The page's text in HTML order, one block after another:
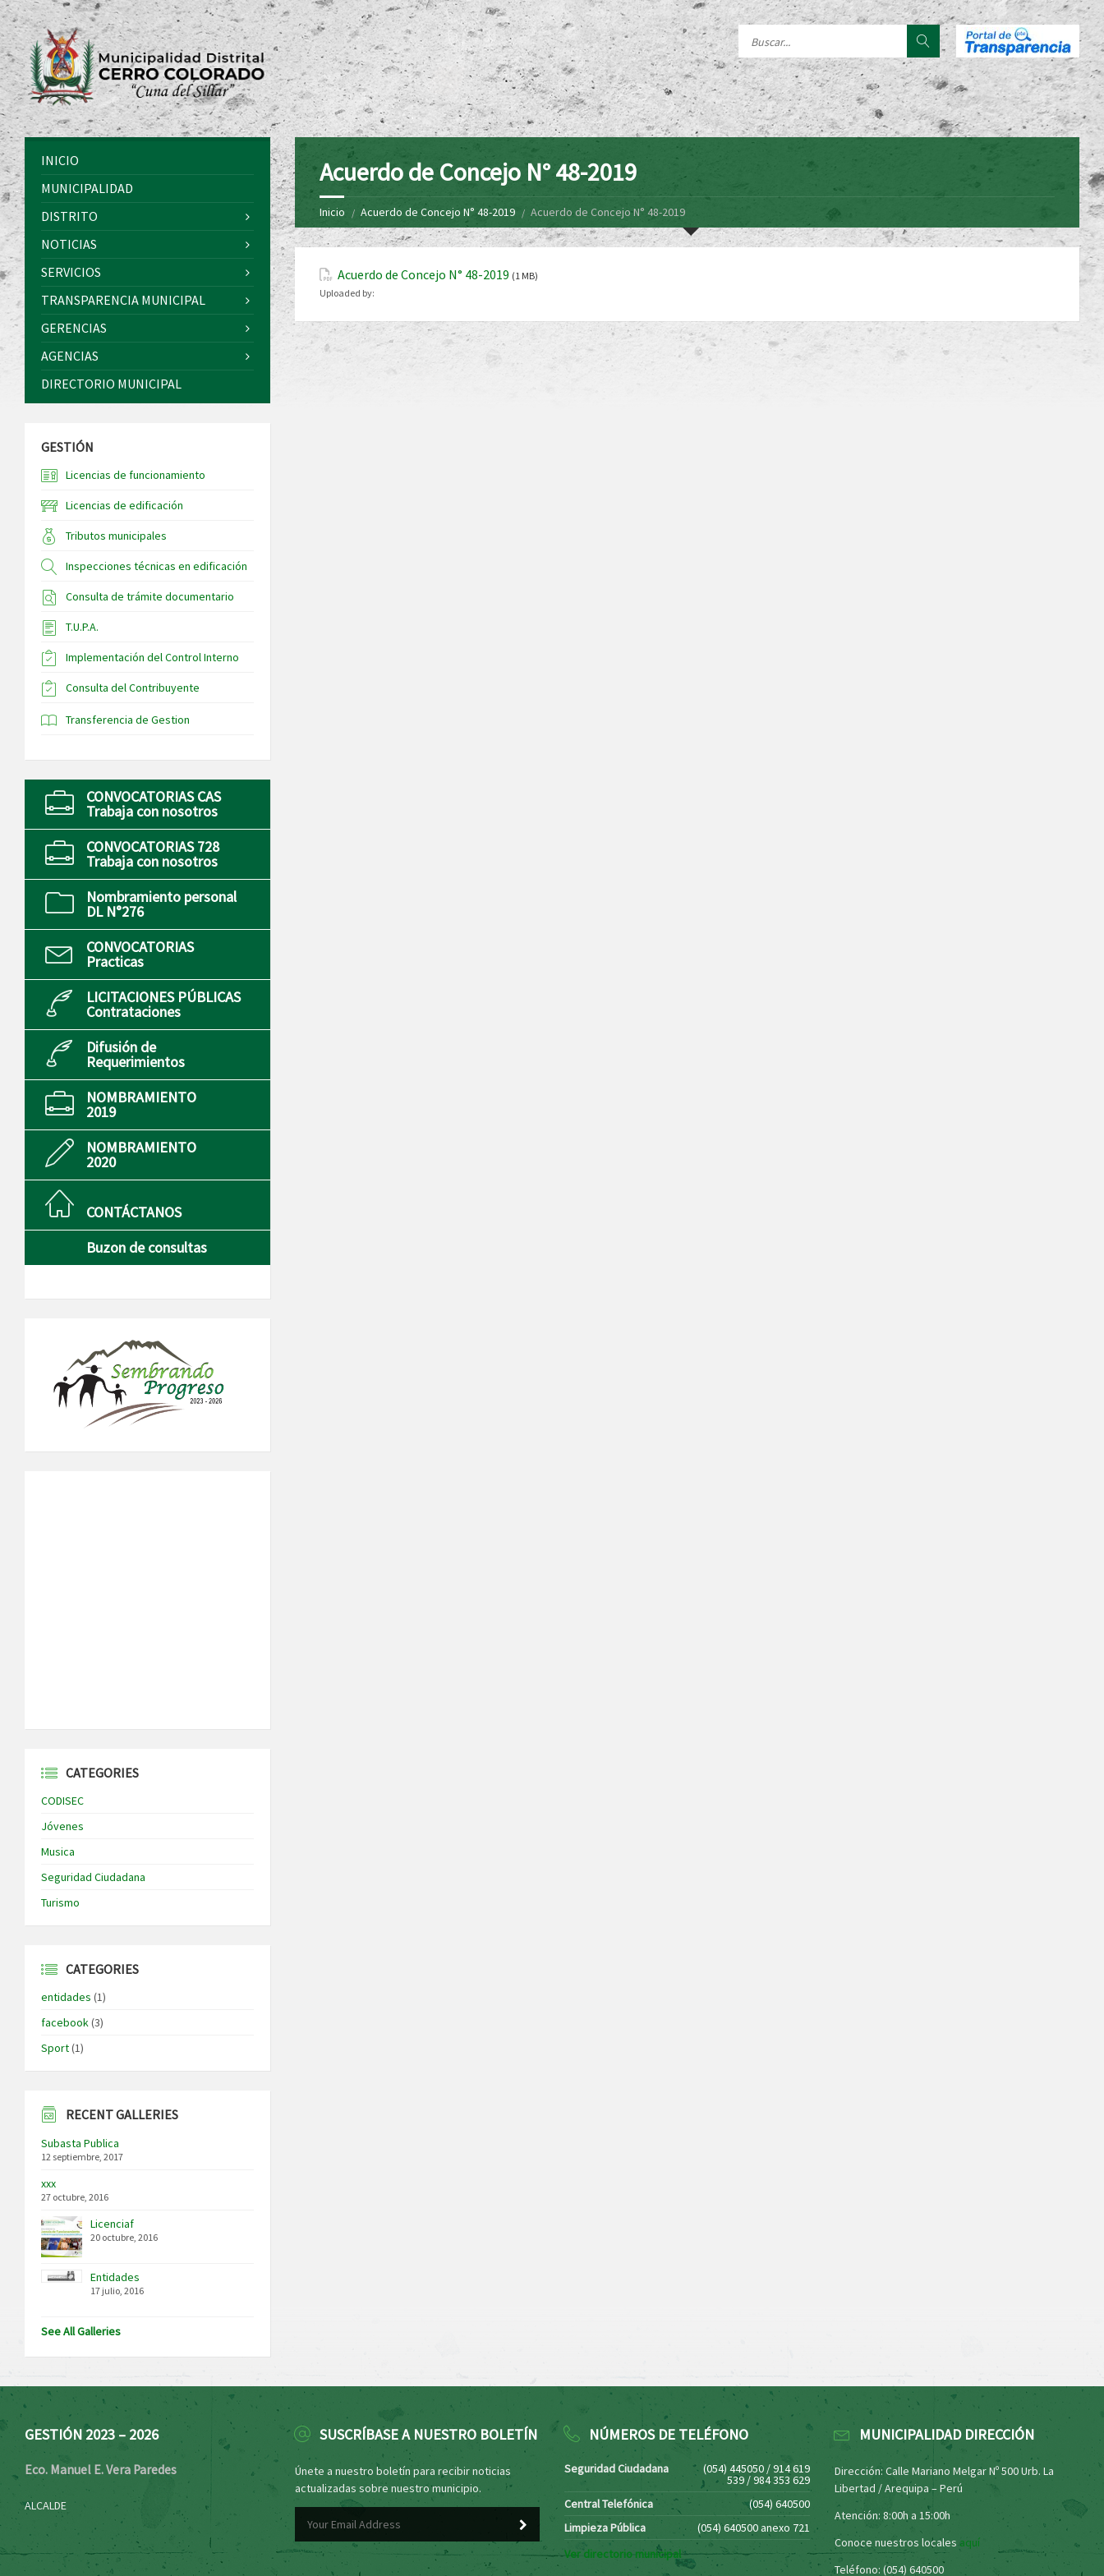
Acuerdo de Concejo N° 48-2019
Inicio Acuerdo de Concejo N° 48-2019 Acuerdo de Concejo N° 48-2019
Acuerdo de Concejo N° 48-2019 (1 MB)
Uploaded by:
INICIO
MUNICIPALIDAD
DISTRITO
NOTICIAS
SERVICIOS
TRANSPARENCIA MUNICIPAL
GERENCIAS
AGENCIAS
DIRECTORIO MUNICIPAL
GESTIÓN
Licencias de funcionamiento
Licencias de edificación
Tributos municipales
Inspecciones técnicas en edificación
Consulta de trámite documentario
T.U.P.A.
Implementación del Control Interno
Consulta del Contribuyente
Transferencia de Gestion
CONVOCATORIAS CAS
Trabaja con nosotros
CONVOCATORIAS 728
Trabaja con nosotros
Nombramiento personal
DL N°276
CONVOCATORIAS
Practicas
LICITACIONES PÚBLICAS
Contrataciones
Difusión de
Requerimientos
NOMBRAMIENTO
2019
NOMBRAMIENTO
2020
CONTÁCTANOS
Buzon de consultas
CATEGORIES
CODISEC
Jóvenes
Musica
Seguridad Ciudadana
Turismo
CATEGORIES
entidades (1)
facebook(3)
Sport(1)
RECENT GALLERIES
Subasta Publica
12 septiembre, 2017
xxx
27 octubre, 2016
Licenciaf
20 octubre, 2016
Entidades
17 julio, 2016
See All Galleries
GESTIÓN 2023 – 2026
Eco. Manuel E. Vera Paredes
ALCALDE
SUSCRÍBASE A NUESTRO BOLETÍN
Únete a nuestro boletín para recibir noticias
actualizadas sobre nuestro municipio.
NÚMEROS DE TELÉFONO
Seguridad Ciudadana (054) 445050 / 914 619
539 / 984 353 629
Central Telefónica
(054) 640500
Limpieza Pública
(054) 640500 anexo 721
Ver directorio municipal
MUNICIPALIDAD DIRECCIÓN
Dirección: Calle Mariano Melgar Nº 500 Urb. La
Libertad / Arequipa – Perú
Atención: 8:00h a 15:00h
Conoce nuestros locales aquí
Teléfono: (054) 640500